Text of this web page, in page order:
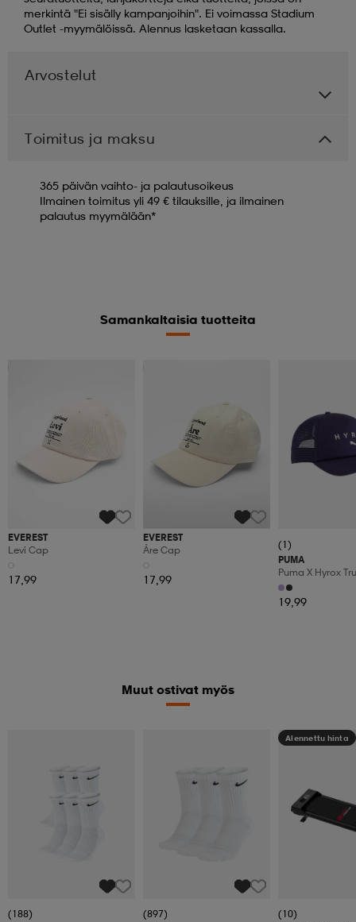
merkintä "Ei sisälly kampanjoihin". Ei voimassa Stadium
Outlet -myymälöissä. Alennus lasketaan kassalla.
Arvostelut
Toimitus ja maksu
365 päivän vaihto- ja palautusoikeus
Ilmainen toimitus yli 49 € tilauksille, ja ilmainen
palautus myymälään*
Samankaltaisia tuotteita
EVEREST
Levi Cap
17,99
EVEREST
Åre Cap
17,99
(1)
PUMA
Puma X Hyrox
19,99
Muut ostivat myös
(188)
(897)
Alennettu hinta
(10)